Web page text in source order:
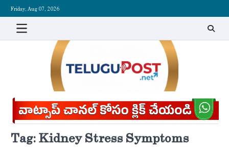
Skip
content
Friday, Aug 07, 2026
Tag:Kidney Stress Symptoms